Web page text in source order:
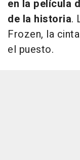
en la película
de la historia.
Frozen, la
el puesto.